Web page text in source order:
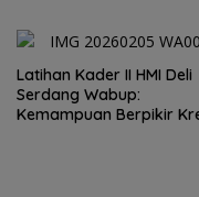
Latihan Kader II HMI Deli
Serdang Wabup:
Kemampuan Berpikir